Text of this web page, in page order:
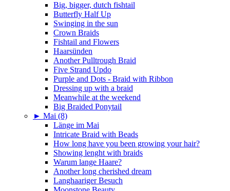
Big, bigger, dutch fishtail
Butterfly Half Up
Swinging in the sun
Crown Braids
Fishtail and Flowers
Haarsünden
Another Pulltrough Braid
Five Strand Updo
Purple and Dots - Braid with Ribbon
Dressing up with a braid
Meanwhile at the weekend
Big Braided Ponytail
► Mai (8)
Länge im Mai
Intricate Braid with Beads
How long have you been growing your hair?
Showing lenght with braids
Warum lange Haare?
Another long cherished dream
Langhaariger Besuch